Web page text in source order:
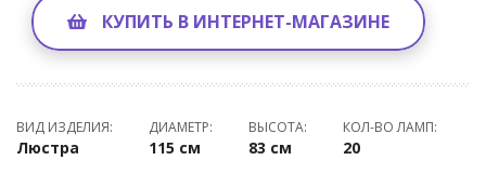
КУПИТЬ В ИНТЕРНЕТ-МАГАЗИНЕ
ВИД ИЗДЕЛИЯ:
Люстра
ДИАМЕТР:
115 см
ВЫСОТА:
83 см
КОЛ-ВО ЛАМП:
20